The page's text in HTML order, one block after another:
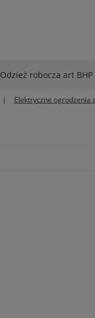
Odzież robocza art BHP
Elektryczne ogrodzenia